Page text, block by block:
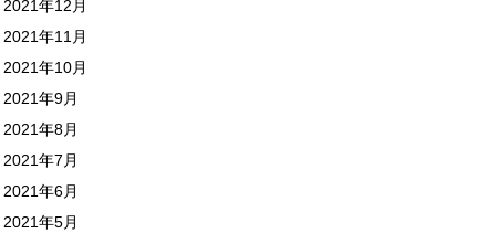
2021年12月
2021年11月
2021年10月
2021年9月
2021年8月
2021年7月
2021年6月
2021年5月